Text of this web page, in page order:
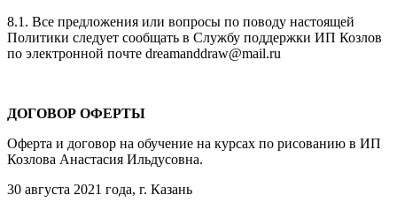
8.1. Все предложения или вопросы по поводу настоящей
Политики следует сообщать в Службу поддержки ИП Козлов
по электронной почте dreamanddraw@mail.ru
ДОГОВОР ОФЕРТЫ
Оферта и договор на обучение на курсах по рисованию в ИП
Козлова Анастасия Ильдусовна.
30 августа 2021 года, г. Казань